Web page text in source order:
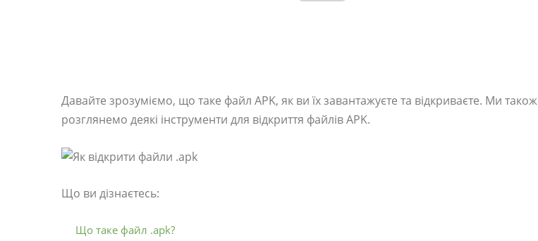
Давайте зрозуміємо, що таке файл APK, як ви їх завантажуєте та відкриваєте. Ми також
розглянемо деякі інструменти для відкриття файлів APK.
Що ви дізнаєтесь:
Що таке файл .apk?